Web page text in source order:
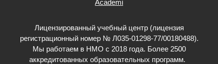
Лицензированный учебный центр (лицензия
регистрационный номер № Л035-01298-77/00180488).
Мы работаем в НМО с 2018 года. Более 2500
аккредитованных образовательных программ.